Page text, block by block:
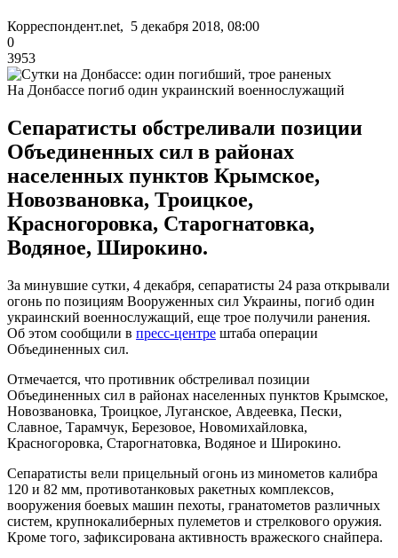
Корреспондент.net, 5 декабря 2018, 08:00
0
3953
На Донбассе погиб один украинский военнослужащий
Сепаратисты обстреливали позиции
Объединенных сил в районах
населенных пунктов Крымское,
Новозвановка, Троицкое,
Красногоровка, Старогнатовка,
Водяное, Широкино.
За минувшие сутки, 4 декабря, сепаратисты 24 раза открывали
огонь по позициям Вооруженных сил Украины, погиб один
украинский военнослужащий, еще трое получили ранения.
Об этом сообщили в пресс-центре штаба операции
Объединенных сил.
Отмечается, что противник обстреливал позиции
Объединенных сил в районах населенных пунктов Крымское,
Новозвановка, Троицкое, Луганское, Авдеевка, Пески,
Славное, Тарамчук, Березовое, Новомихайловка,
Красногоровка, Старогнатовка, Водяное и Широкино.
Сепаратисты вели прицельный огонь из минометов калибра
120 и 82 мм, противотанковых ракетных комплексов,
вооружения боевых машин пехоты, гранатометов различных
систем, крупнокалиберных пулеметов и стрелкового оружия.
Кроме того, зафиксирована активность вражеского снайпера.